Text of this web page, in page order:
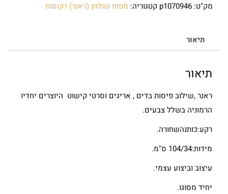
מק"ט: p1070946 קטגוריה: מפות שולחן (ראנר) רקומות
תיאור
תיאור
ראנר ,שילוב פיסות בדים , אריגים וסרטי קישוט היוצרים יחדיו
הרמוניה בשלל צבעים.
רקע:כותנהשחורה.
מידות:104/34 ס"מ.
עיצוב וביצוע עצמי.
יחיד מסוגו.